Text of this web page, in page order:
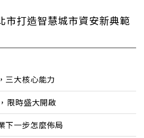
市打造智慧城市資安新典範
三大核心能力
限時盛大開啟
下一步怎麼佈局